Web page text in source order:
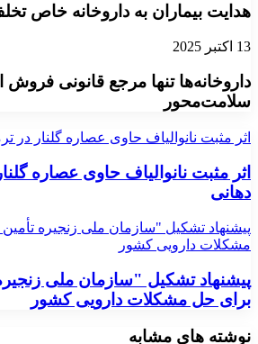
هدایت بیماران به داروخانه خاص
13 اکتبر 2025
داروخانه‌ها تنها مرجع قانونی فروش
سلامت‌محور
اثر مثبت نانوالیاف حاوی عصاره گلنار در
اثر مثبت نانوالیاف حاوی عصاره
دهانی
پیشنهاد تشکیل "سازمان ملی زنجیره
مشکلات دارویی کشور
پیشنهاد تشکیل "سازمان ملی
برای حل مشکلات دارویی کشور
نوشته های مشابه